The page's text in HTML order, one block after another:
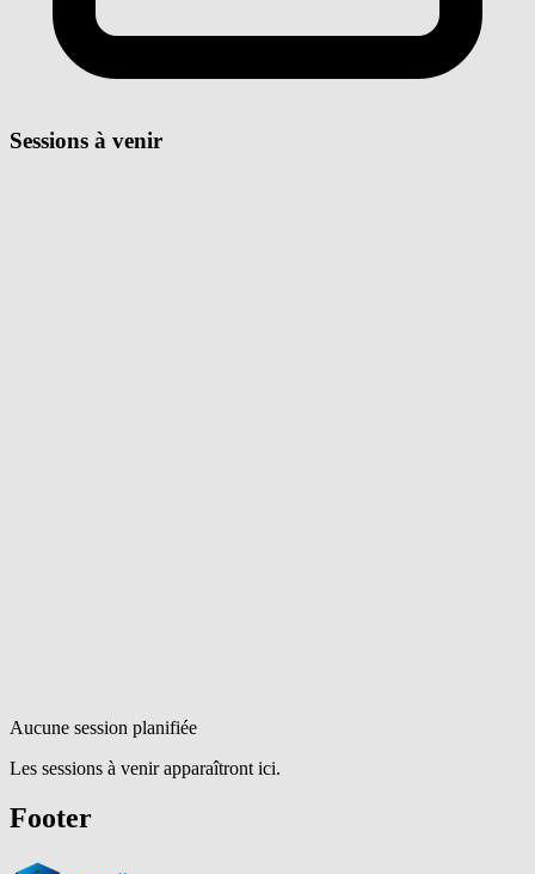
Sessions à venir
Aucune session planifiée
Les sessions à venir apparaîtront ici.
Footer